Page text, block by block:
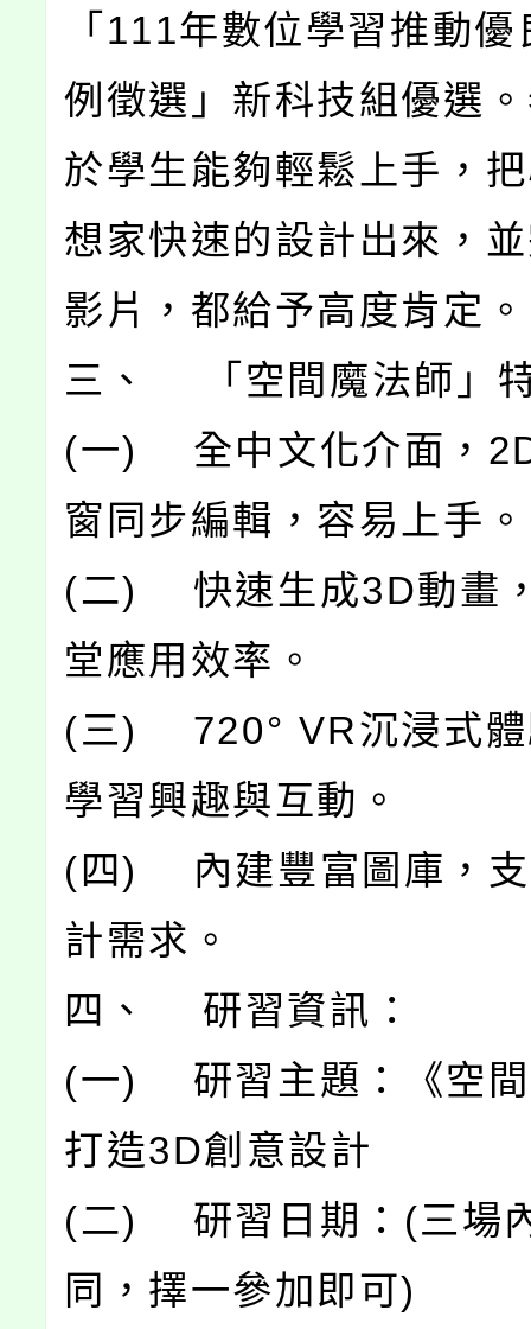
「111年數位學習推動
例徵選」新科技組優選
於學生能夠輕鬆上手，
想家快速的設計出來，
影片，都給予高度肯定。
三、 「空間魔法師」
(一) 全中文化介面，
窗同步編輯，容易上手。
(二) 快速生成3D動畫
堂應用效率。
(三) 720° VR沉浸式體
學習興趣與互動。
(四) 內建豐富圖庫，支
計需求。
四、 研習資訊：
(一) 研習主題：《空間
打造3D創意設計
(二) 研習日期：(三場
同，擇一參加即可)